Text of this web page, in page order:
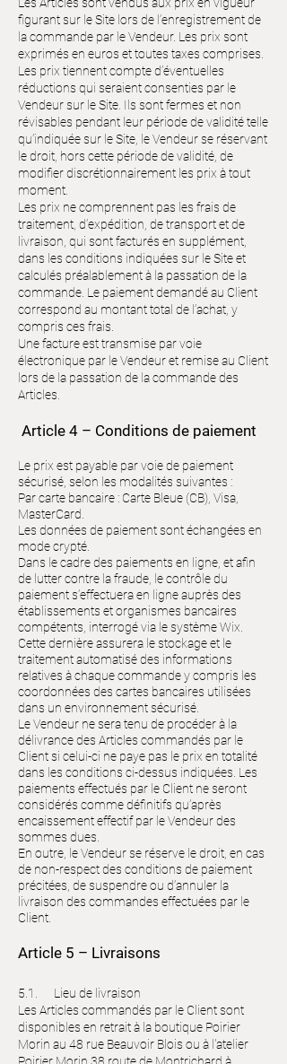
figurant sur le Site lors de l’enregistrement de
la commande par le Vendeur. Les prix sont
exprimés en euros et toutes taxes comprises.
Les prix tiennent compte d’éventuelles
réductions qui seraient consenties par le
Vendeur sur le Site. Ils sont fermes et non
révisables pendant leur période de validité telle
qu’indiquée sur le Site, le Vendeur se réservant
le droit, hors cette période de validité, de
modifier discrétionnairement les prix à tout
moment.
Les prix ne comprennent pas les frais de
traitement, d’expédition, de transport et de
livraison, qui sont facturés en supplément,
dans les conditions indiquées sur le Site et
calculés préalablement à la passation de la
commande. Le paiement demandé au Client
correspond au montant total de l’achat, y
compris ces frais.
Une facture est transmise par voie
électronique par le Vendeur et remise au Client
lors de la passation de la commande des
Articles.
Article 4 – Conditions de paiement
Le prix est payable par voie de paiement
sécurisé, selon les modalités suivantes :
Par carte bancaire : Carte Bleue (CB), Visa,
MasterCard.
Les données de paiement sont échangées en
mode crypté.
Dans le cadre des paiements en ligne, et afin
de lutter contre la fraude, le contrôle du
paiement s’effectuera en ligne auprès des
établissements et organismes bancaires
compétents, interrogé via le système Wix.
Cette dernière assurera le stockage et le
traitement automatisé des informations
relatives à chaque commande y compris les
coordonnées des cartes bancaires utilisées
dans un environnement sécurisé.
Le Vendeur ne sera tenu de procéder à la
délivrance des Articles commandés par le
Client si celui-ci ne paye pas le prix en totalité
dans les conditions ci-dessus indiquées. Les
paiements effectués par le Client ne seront
considérés comme définitifs qu’après
encaissement effectif par le Vendeur des
sommes dues.
En outre, le Vendeur se réserve le droit, en cas
de non-respect des conditions de paiement
précitées, de suspendre ou d’annuler la
livraison des commandes effectuées par le
Client.
Article 5 – Livraisons
5.1. Lieu de livraison
Les Articles commandés par le Client sont
disponibles en retrait à la boutique Poirier
Morin au 48 rue Beauvoir Blois ou à l'atelier